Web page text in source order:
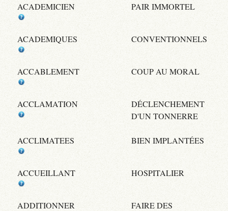
ACADEMICIEN PAIR IMMORTEL
ACADEMIQUES CONVENTIONNELS
ACCABLEMENT COUP AU MORAL
ACCLAMATION
DÉCLENCHEMENT
D'UN TONNERRE
ACCLIMATEES BIEN IMPLANTÉES
ACCUEILLANT HOSPITALIER
ADDITIONNER
FAIRE DES